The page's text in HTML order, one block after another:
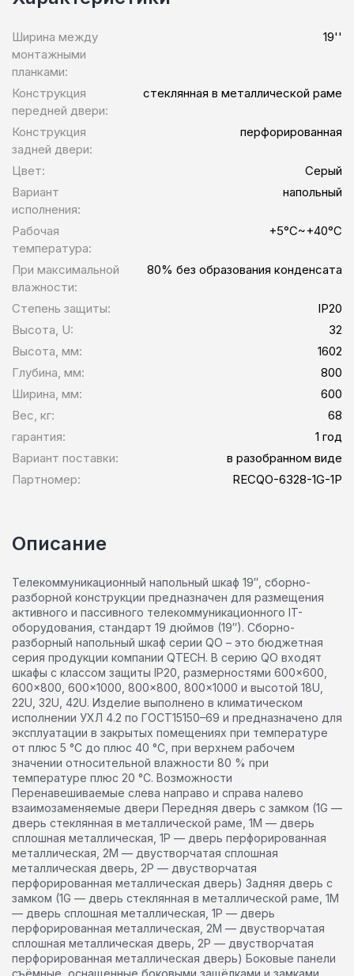
Ширина между
монтажными
планками:
19''
Конструкция
передней двери:
стеклянная в металлической раме
Конструкция
задней двери:
перфорированная
Цвет:
Серый
Вариант
исполнения:
напольный
Рабочая
температура:
+5°C~+40°C
При максимальной
влажности:
80% без образования конденсата
Степень защиты:
IP20
Высота, U:
32
Высота, мм:
1602
Глубина, мм:
800
Ширина, мм:
600
Вес, кг:
68
гарантия:
1 год
Вариант поставки:
в разобранном виде
Партномер:
RECQO-6328-1G-1P
Описание
Телекоммуникационный напольный шкаф 19″, сборно-
разборной конструкции предназначен для размещения
активного и пассивного телекоммуникационного IT-
оборудования, стандарт 19 дюймов (19″). Сборно-
разборный напольный шкаф серии QO – это бюджетная
серия продукции компании QTECH. В серию QO входят
шкафы с классом защиты IP20, размерностями 600×600,
600×800, 600×1000, 800×800, 800×1000 и высотой 18U,
22U, 32U, 42U. Изделие выполнено в климатическом
исполнении УХЛ 4.2 по ГОСТ15150–69 и предназначено для
эксплуатации в закрытых помещениях при температуре
от плюс 5 °С до плюс 40 °С, при верхнем рабочем
значении относительной влажности 80 % при
температуре плюс 20 °С. Возможности
Перенавешиваемые слева направо и справа налево
взаимозаменяемые двери Передняя дверь с замком (1G —
дверь стеклянная в металлической раме, 1M — дверь
сплошная металлическая, 1P — дверь перфорированная
металлическая, 2М — двустворчатая сплошная
металлическая дверь, 2Р — двустворчатая
перфорированная металлическая дверь) Задняя дверь с
замком (1G — дверь стеклянная в металлической раме, 1M
— дверь сплошная металлическая, 1P — дверь
перфорированная металлическая, 2М — двустворчатая
сплошная металлическая дверь, 2Р — двустворчатая
перфорированная металлическая дверь) Боковые панели
съёмные, оснащенные боковыми защёлками и замками